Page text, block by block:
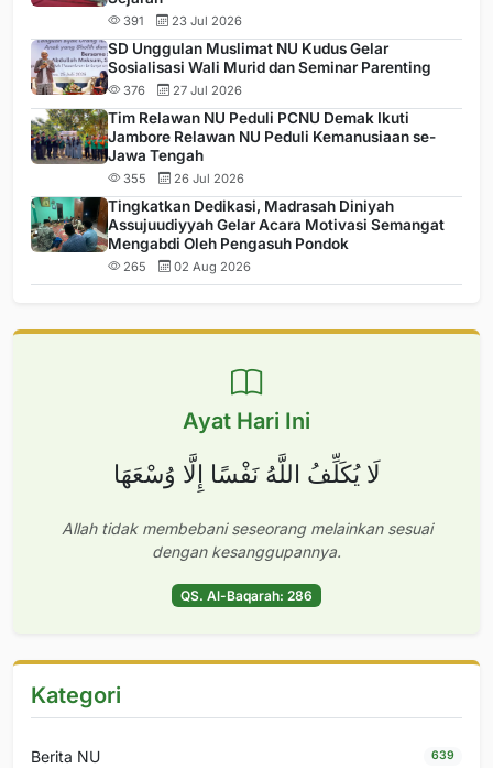
391 23 Jul 2026
SD Unggulan Muslimat NU Kudus Gelar
Sosialisasi Wali Murid dan Seminar Parenting
376 27 Jul 2026
Tim Relawan NU Peduli PCNU Demak Ikuti
Jambore Relawan NU Peduli Kemanusiaan se-
Jawa Tengah
355 26 Jul 2026
Tingkatkan Dedikasi, Madrasah Diniyah
Assujuudiyyah Gelar Acara Motivasi Semangat
Mengabdi Oleh Pengasuh Pondok
265 02 Aug 2026
Ayat Hari Ini
لَا يُكَلِّفُ اللَّهُ نَفْسًا إِلَّا وُسْعَهَا
Allah tidak membebani seseorang melainkan sesuai
dengan kesanggupannya.
QS. Al-Baqarah: 286
Kategori
Berita NU 639